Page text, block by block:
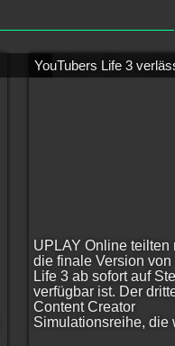
YouTubers Life 3
UPLAY Online teilten
die finale Version von
Life 3 ab sofort auf
verfügbar ist. Der
Content Creator
Simulationsreihe, die